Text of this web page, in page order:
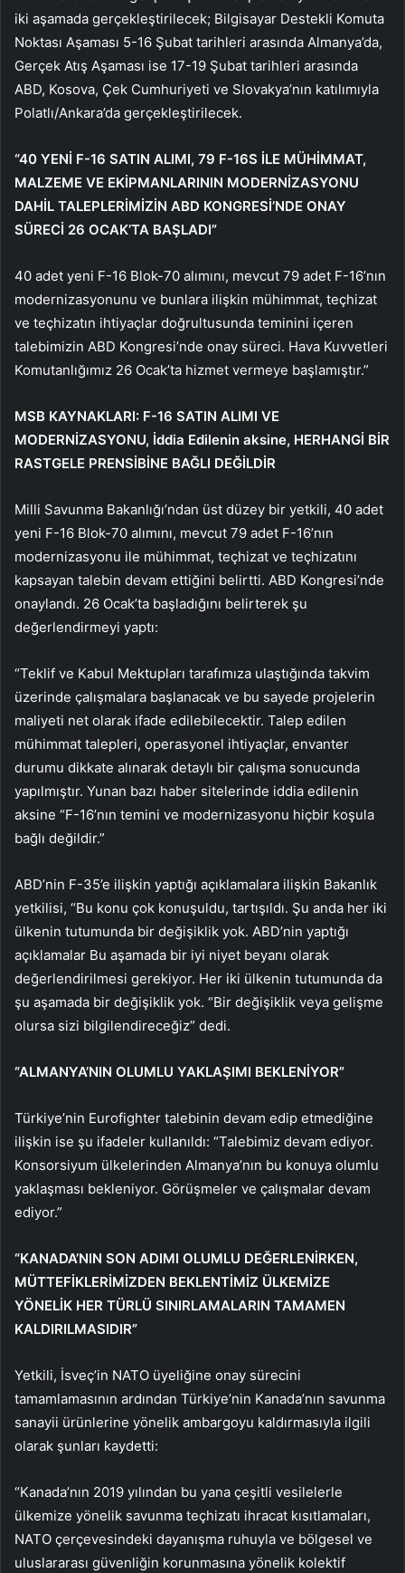
iki aşamada gerçekleştirilecek; Bilgisayar Destekli Komuta
Noktası Aşaması 5-16 Şubat tarihleri ​​arasında Almanya’da,
Gerçek Atış Aşaması ise 17-19 Şubat tarihleri ​​arasında
ABD, Kosova, Çek Cumhuriyeti ve Slovakya’nın katılımıyla
Polatlı/Ankara’da gerçekleştirilecek.
“40 YENİ F-16 SATIN ALIMI, 79 F-16S İLE MÜHİMMAT,
MALZEME VE EKİPMANLARININ MODERNİZASYONU
DAHİL TALEPLERİMİZİN ABD KONGRESİ’NDE ONAY
SÜRECİ 26 OCAK’TA BAŞLADI”
40 adet yeni F-16 Blok-70 alımını, mevcut 79 adet F-16’nın
modernizasyonunu ve bunlara ilişkin mühimmat, teçhizat
ve teçhizatın ihtiyaçlar doğrultusunda teminini içeren
talebimizin ABD Kongresi’nde onay süreci. Hava Kuvvetleri
Komutanlığımız 26 Ocak’ta hizmet vermeye başlamıştır.”
MSB KAYNAKLARI: F-16 SATIN ALIMI VE
MODERNİZASYONU, İddia Edilenin aksine, HERHANGİ BİR
RASTGELE PRENSİBİNE BAĞLI DEĞİLDİR
Milli Savunma Bakanlığı’ndan üst düzey bir yetkili, 40 adet
yeni F-16 Blok-70 alımını, mevcut 79 adet F-16’nın
modernizasyonu ile mühimmat, teçhizat ve teçhizatını
kapsayan talebin devam ettiğini belirtti. ABD Kongresi’nde
onaylandı. 26 Ocak’ta başladığını belirterek şu
değerlendirmeyi yaptı:
“Teklif ve Kabul Mektupları tarafımıza ulaştığında takvim
üzerinde çalışmalara başlanacak ve bu sayede projelerin
maliyeti net olarak ifade edilebilecektir. Talep edilen
mühimmat talepleri, operasyonel ihtiyaçlar, envanter
durumu dikkate alınarak detaylı bir çalışma sonucunda
yapılmıştır. Yunan bazı haber sitelerinde iddia edilenin
aksine “F-16’nın temini ve modernizasyonu hiçbir koşula
bağlı değildir.”
ABD’nin F-35’e ilişkin yaptığı açıklamalara ilişkin Bakanlık
yetkilisi, “Bu konu çok konuşuldu, tartışıldı. Şu anda her iki
ülkenin tutumunda bir değişiklik yok. ABD’nin yaptığı
açıklamalar Bu aşamada bir iyi niyet beyanı olarak
değerlendirilmesi gerekiyor. Her iki ülkenin tutumunda da
şu aşamada bir değişiklik yok. “Bir değişiklik veya gelişme
olursa sizi bilgilendireceğiz” dedi.
“ALMANYA’NIN OLUMLU YAKLAŞIMI BEKLENİYOR”
Türkiye’nin Eurofighter talebinin devam edip etmediğine
ilişkin ise şu ifadeler kullanıldı: “Talebimiz devam ediyor.
Konsorsiyum ülkelerinden Almanya’nın bu konuya olumlu
yaklaşması bekleniyor. Görüşmeler ve çalışmalar devam
ediyor.”
“KANADA’NIN SON ADIMI OLUMLU DEĞERLENİRKEN,
MÜTTEFİKLERİMİZDEN BEKLENTİMİZ ÜLKEMİZE
YÖNELİK HER TÜRLÜ SINIRLAMALARIN TAMAMEN
KALDIRILMASIDIR”
Yetkili, İsveç’in NATO üyeliğine onay sürecini
tamamlamasının ardından Türkiye’nin Kanada’nın savunma
sanayii ürünlerine yönelik ambargoyu kaldırmasıyla ilgili
olarak şunları kaydetti:
“Kanada’nın 2019 yılından bu yana çeşitli vesilelerle
ülkemize yönelik savunma teçhizatı ihracat kısıtlamaları,
NATO çerçevesindeki dayanışma ruhuyla ve bölgesel ve
uluslararası güvenliğin korunmasına yönelik kolektif